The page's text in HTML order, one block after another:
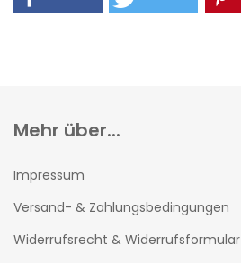
Mehr über...
Impressum
Versand- & Zahlungsbedingungen
Widerrufsrecht & Widerrufsformular